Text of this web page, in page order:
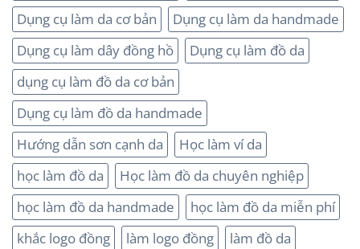
Dụng cụ làm da cơ bản
Dụng cụ làm da handmade
Dụng cụ làm dây đồng hồ
Dụng cụ làm đồ da
dụng cụ làm đồ da cơ bản
Dụng cụ làm đồ da handmade
Hướng dẫn sơn cạnh da
Học làm ví da
học làm đồ da
Học làm đồ da chuyên nghiệp
học làm đồ da handmade
học làm đồ da miễn phí
khắc logo đồng
làm logo đồng
làm đồ da